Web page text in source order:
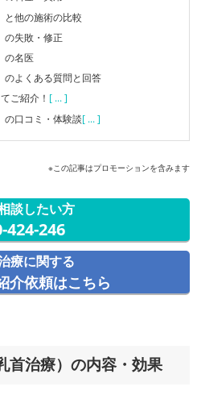
と他の施術の比較
の失敗・修正
の名医
のよくある質問と回答
ご紹介！ [ ... ]
の口コミ・体験談[ ... ]
※この記事はプロモーションを含みます
談したい方
424-246
療に関する
介依頼はこちら
首治療）の内容・効果